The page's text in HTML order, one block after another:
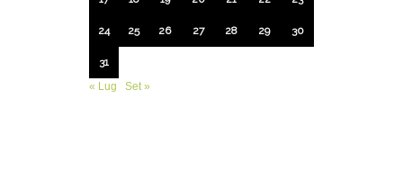
24 25 26 27 28 29 30
31
« Lug
Set »